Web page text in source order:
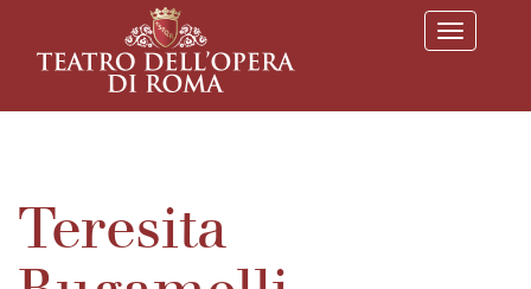
T
o
l
Teresita